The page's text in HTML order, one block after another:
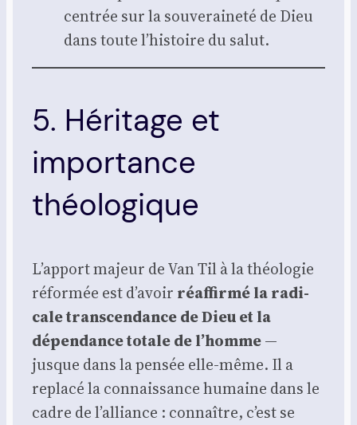
cen­trée sur la sou­ve­rai­ne­té de Dieu
dans toute l’histoire du salut.
5. Héritage et
importance
théologique
L’apport majeur de Van Til à la théo­lo­gie
réfor­mée est d’avoir réaf­fir­mé la radi­
cale trans­cen­dance de Dieu et la
dépen­dance totale de l’homme—
jusque dans la pen­sée elle-même. Il a
repla­cé la connais­sance humaine dans le
cadre de l’alliance : connaître, c’est se